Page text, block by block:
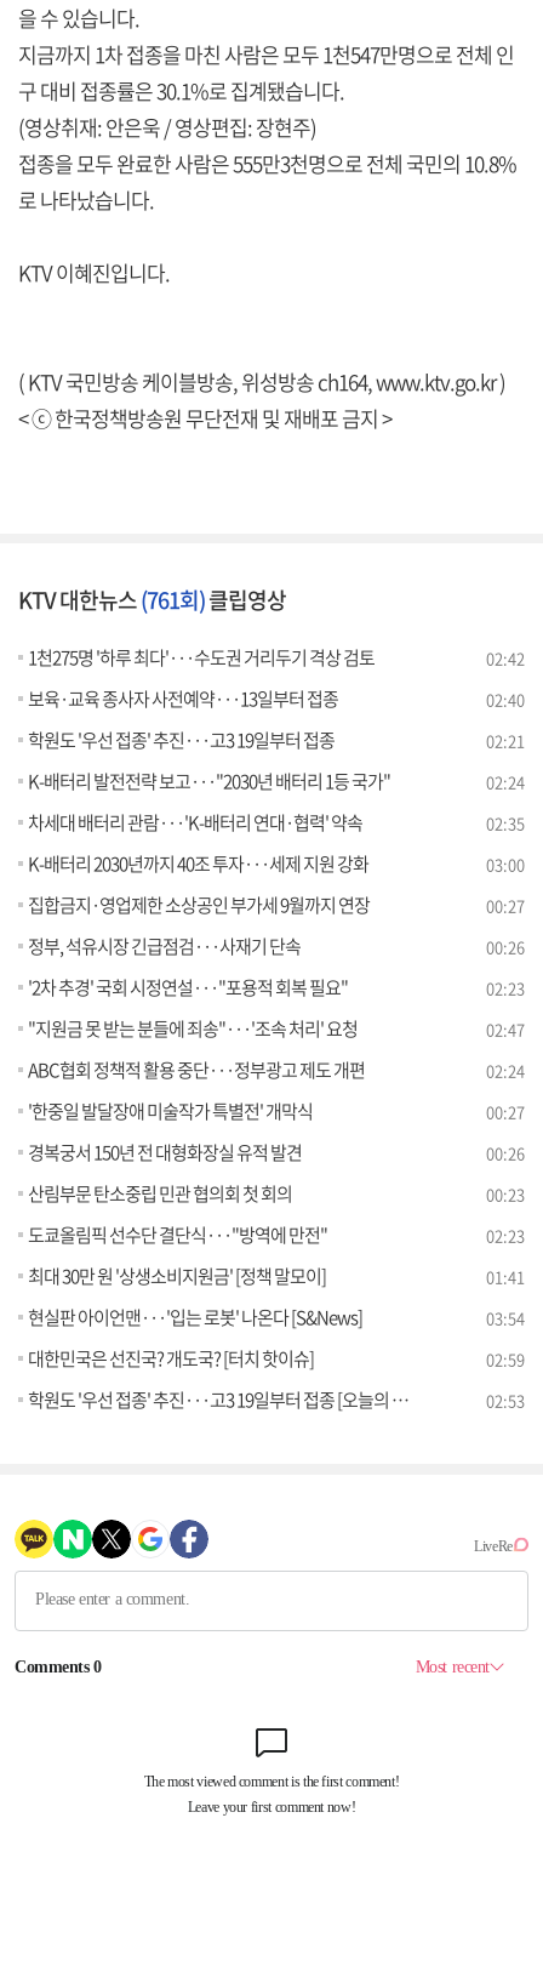
을 수 있습니다.
지금까지 1차 접종을 마친 사람은 모두 1천547만명으로 전체 인
구 대비 접종률은 30.1%로 집계됐습니다.
(영상취재: 안은욱 / 영상편집: 장현주)
접종을 모두 완료한 사람은 555만3천명으로 전체 국민의 10.8%
로 나타났습니다.
KTV 이혜진입니다.
( KTV 국민방송 케이블방송, 위성방송 ch164,www.ktv.go.kr)
< ⓒ 한국정책방송원 무단전재 및 재배포 금지 >
KTV 대한뉴스(761회)클립영상
1천275명 '하루 최다'···수도권 거리두기 격상 검토 02:42
보육·교육 종사자 사전예약···13일부터 접종 02:40
학원도 '우선 접종' 추진···고3 19일부터 접종 02:21
K-배터리 발전전략 보고···"2030년 배터리 1등 국가" 02:24
차세대 배터리 관람···'K-배터리 연대·협력' 약속 02:35
K-배터리 2030년까지 40조 투자···세제 지원 강화 03:00
집합금지·영업제한 소상공인 부가세 9월까지 연장 00:27
정부, 석유시장 긴급점검···사재기 단속 00:26
'2차 추경' 국회 시정연설···"포용적 회복 필요" 02:23
"지원금 못 받는 분들에 죄송"···'조속 처리' 요청 02:47
ABC협회 정책적 활용 중단···정부광고 제도 개편 02:24
'한중일 발달장애 미술작가 특별전' 개막식 00:27
경복궁서 150년 전 대형화장실 유적 발견 00:26
산림부문 탄소중립 민관 협의회 첫 회의 00:23
도쿄올림픽 선수단 결단식···"방역에 만전" 02:23
최대 30만 원 '상생소비지원금' [정책 말모이] 01:41
현실판 아이언맨···'입는 로봇' 나온다 [S&News] 03:54
대한민국은 선진국? 개도국? [터치 핫이슈] 02:59
학원도 '우선 접종' 추진···고3 19일부터 접종 [오늘의 브리핑] 02:53